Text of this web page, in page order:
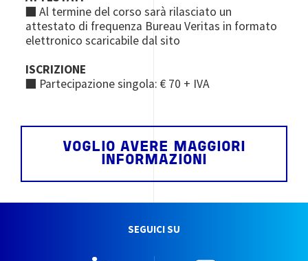
■ Al termine del corso sarà rilasciato un
attestato di frequenza Bureau Veritas in formato
elettronico scaricabile dal sito
ISCRIZIONE
■ Partecipazione singola: € 70 + IVA
VOGLIO AVERE MAGGIORI
INFORMAZIONI
SEGUICI SU